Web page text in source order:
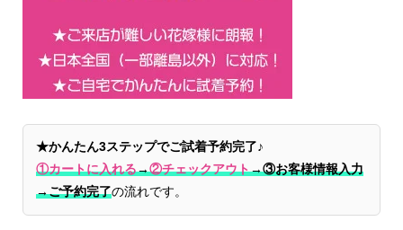
★かんたん3ステップでご試着予約完了♪
①カートに入れる→②チェックアウト→③お客様情報入力
→ご予約完了の流れです。